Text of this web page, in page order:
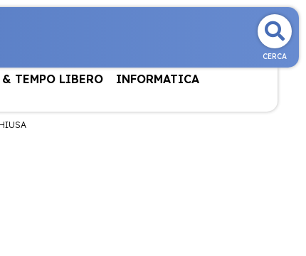
CERCA
TEMPO LIBERO
INFORMATICA